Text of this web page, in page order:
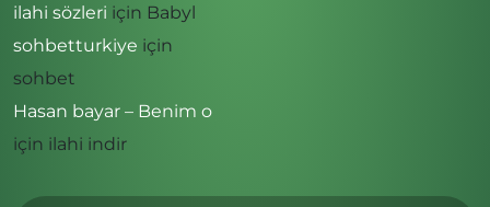
ilahi sözleri için Babyl
sohbetturkiye için
sohbet
Hasan bayar – Benim o
için ilahi indir